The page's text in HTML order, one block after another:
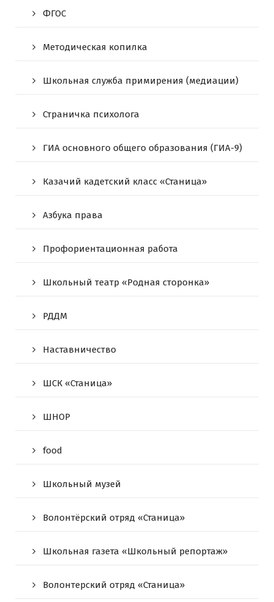
ФГОС
Методическая копилка
Школьная служба примирения (медиации)
Страничка психолога
ГИА основного общего образования (ГИА-9)
Казачий кадетский класс «Станица»
Азбука права
Профориентационная работа
Школьный театр «Родная сторонка»
РДДМ
Наставничество
ШСК «Станица»
ШНОР
food
Школьный музей
Волонтёрский отряд «Станица»
Школьная газета «Школьный репортаж»
Волонтерский отряд «Станица»